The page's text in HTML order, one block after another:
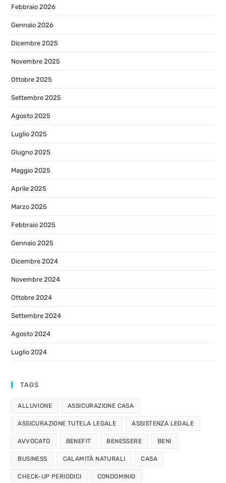
Febbraio 2026
Gennaio 2026
Dicembre 2025
Novembre 2025
Ottobre 2025
Settembre 2025
Agosto 2025
Luglio 2025
Giugno 2025
Maggio 2025
Aprile 2025
Marzo 2025
Febbraio 2025
Gennaio 2025
Dicembre 2024
Novembre 2024
Ottobre 2024
Settembre 2024
Agosto 2024
Luglio 2024
TAGS
ALLUVIONE ASSICURAZIONE CASA
ASSICURAZIONE TUTELA LEGALE ASSISTENZA LEGALE
AVVOCATO BENEFIT BENESSERE BENI
BUSINESS CALAMITÀ NATURALI CASA
CHECK-UP PERIODICI CONDOMINIO